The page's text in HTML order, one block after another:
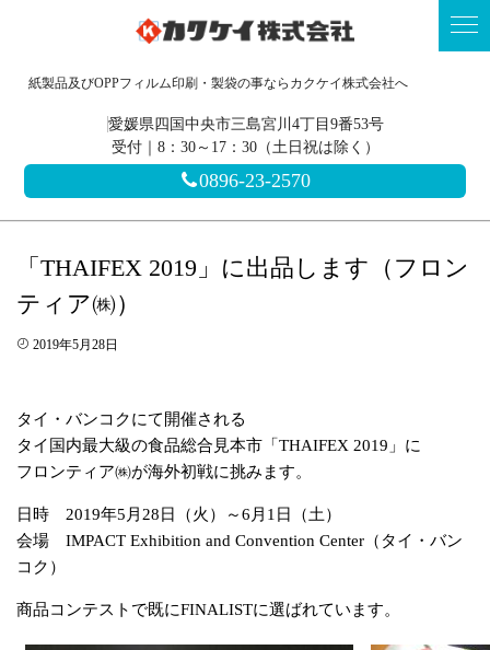
紙製品及びOPPフィルム印刷・製袋の事ならカクケイ株式会社へ
愛媛県四国中央市三島宮川4丁目9番53号
受付｜8：30～17：30（土日祝は除く）
0896-23-2570
「THAIFEX 2019」に出品します（フロン
ティア㈱）
2019年5月28日
タイ・バンコクにて開催される
タイ国内最大級の食品総合見本市「THAIFEX 2019」に
フロンティア㈱が海外初戦に挑みます。
日時 2019年5月28日（火）～6月1日（土）
会場 IMPACT Exhibition and Convention Center（タイ・バン
コク）
商品コンテストで既にFINALISTに選ばれています。